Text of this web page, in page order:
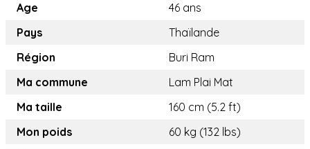
Age
46 ans
Pays
Thaïlande
Région
Buri Ram
Ma commune
Lam Plai Mat
Ma taille
160 cm (5.2 ft)
Mon poids
60 kg (132 lbs)